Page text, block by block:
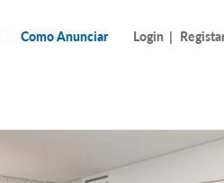
Como Anunciar Login |